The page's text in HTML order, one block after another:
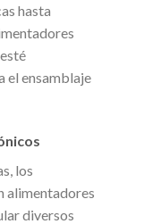
hasta
el ensamblaje
los
alimentadores
diversos